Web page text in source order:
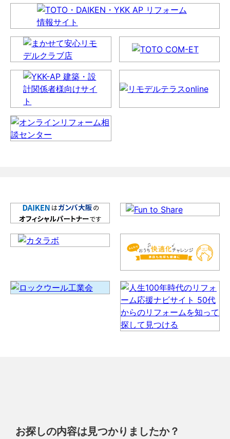
お探しの内容は見つかりましたか？